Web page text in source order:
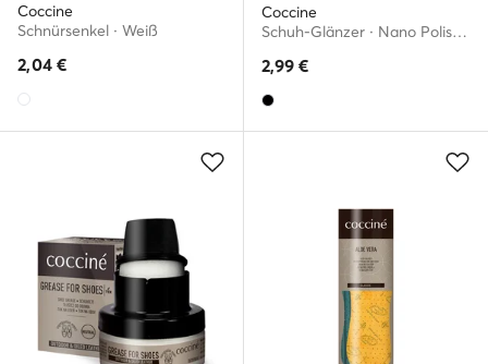
Coccine
Schnürsenkel · Weiß
2,04 €
Coccine
Schuh-Glänzer · Nano Polish 55/30/75/02/A/V4
2,99 €